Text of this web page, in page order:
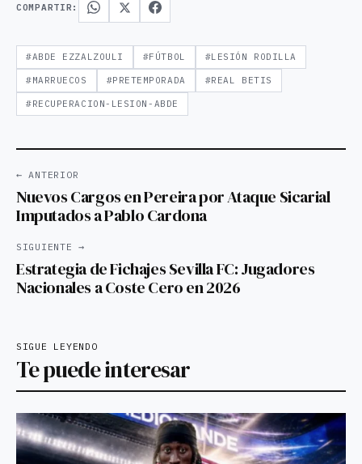
COMPARTIR:
#ABDE EZZALZOULI #FÚTBOL #LESIÓN RODILLA
#MARRUECOS #PRETEMPORADA #REAL BETIS
#RECUPERACION-LESION-ABDE
← ANTERIOR
Nuevos Cargos en Pereira por Ataque Sicarial
Imputados a Pablo Cardona
SIGUIENTE →
Estrategia de Fichajes Sevilla FC: Jugadores
Nacionales a Coste Cero en 2026
SIGUE LEYENDO
Te puede interesar